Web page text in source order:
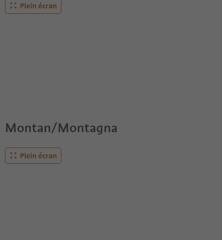
Plein écran
Montan/Montagna
Plein écran